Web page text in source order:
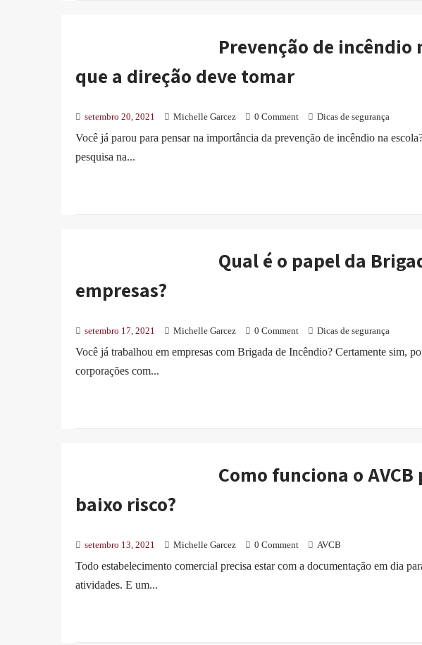
Prevenção de incêndio
que a direção deve tomar
setembro 20, 2021 Michelle Garcez 0 Comment Dicas de segurança
Você já parou para pensar na importância da prevenção de incêndio na
pesquisa na...
Qual é o papel da
empresas?
setembro 17, 2021 Michelle Garcez 0 Comment Dicas de segurança
Você já trabalhou em empresas com Brigada de Incêndio? Certamente sim,
corporações com...
Como funciona o
baixo risco?
setembro 13, 2021 Michelle Garcez 0 Comment AVCB
Todo estabelecimento comercial precisa estar com a documentação em dia
atividades. E um...